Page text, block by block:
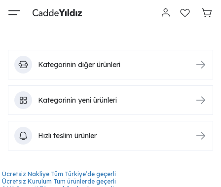
Kategorinin diğer ürünleri
Kategorinin yeni ürünleri
Hızlı teslim ürünler
Ücretsiz Nakliye Tüm Türkiye’de geçerli
Ücretsiz Kurulum Tüm ürünlerde geçerli